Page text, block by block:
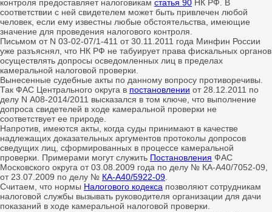
контроля предоставляет налоговикам статья 90 НК РФ. В
соответствии с ней свидетелем может быть привлечен любой
человек, если ему известны любые обстоятельства, имеющие
значение для проведения налогового контроля.
Письмом от N 03-02-07/1-411 от 30.11.2011 года Минфин России
уже разъяснял, что НК РФ не табуирует права фискальных органов
осуществлять допросы осведомленных лиц в пределах
камеральной налоговой проверки.
Вынесенные судебные акты по данному вопросу противоречивы.
Так ФАС Центрального округа в постановлении от 28.12.2011 по
делу N А08-2014/2011 высказался в том ключе, что выполнение
допроса свидетелей в ходе камеральной проверки не
соответствует ее природе.
Напротив, имеются акты, когда суды принимают в качестве
надлежащих доказательных аргументов протоколы допросов
сведущих лиц, сформированных в процессе камеральной
проверки. Примерами могут служить Постановления ФАС
Московского округа от 03.08.2009 года по делу № КА-А40/7052-09,
от 23.07.2009 по делу № КА-А40/5922-09
Считаем, что нормы Налогового кодекса позволяют сотрудникам
налоговой службы вызывать руководителя организации для дачи
показаний в ходе камеральной налоговой проверки.